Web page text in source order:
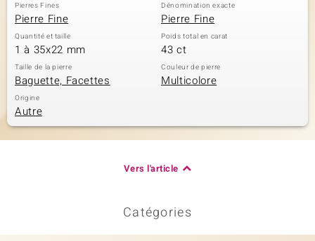
Pierres Fines
Pierre Fine
Dénomination exacte
Pierre Fine
Quantité et taille
1 à 35x22 mm
Poids total en carat
43 ct
Taille de la pierre
Baguette, Facettes
Couleur de pierre
Multicolore
Origine
Autre
Vers l'article
Catégories